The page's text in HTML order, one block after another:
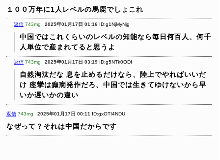
１００万年に1人レベルの馬鹿でしょこれ
返信 743mg 2025年01月17日 01:16 ID:g1NjMyNjg
中国ではこれくらいのレベルの知能なら毎日何百人、何千
人単位で産まれてると思うよ
返信 743mg 2025年01月17日 03:19 ID:g5NTk0ODI
自然淘汰だな 息を止めるだけなら、陸上でやればいいだ
け 痙攣は癲癇発作だろ、中国では生きてゆけないから早
いか遅いかの違い
返信 743mg 2025年01月17日 00:11 ID:gxOTI4NDU
なぜって？それは中国だからです